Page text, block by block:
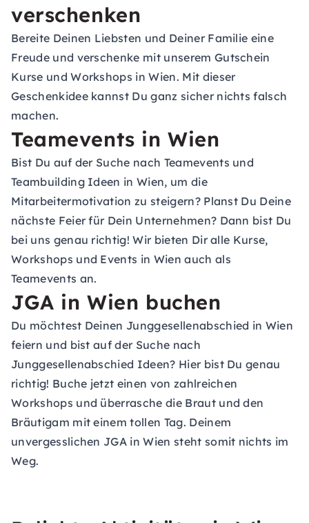
verschenken
Bereite Deinen Liebsten und Deiner Familie eine
Freude und verschenke mit unserem Gutschein
Kurse und Workshops in Wien. Mit dieser
Geschenkidee kannst Du ganz sicher nichts falsch
machen.
Teamevents in Wien
Bist Du auf der Suche nach Teamevents und
Teambuilding Ideen in Wien, um die
Mitarbeitermotivation zu steigern? Planst Du Deine
nächste Feier für Dein Unternehmen? Dann bist Du
bei uns genau richtig! Wir bieten Dir alle Kurse,
Workshops und Events in Wien auch als
Teamevents an.
JGA in Wien buchen
Du möchtest Deinen Junggesellenabschied in Wien
feiern und bist auf der Suche nach
Junggesellenabschied Ideen? Hier bist Du genau
richtig! Buche jetzt einen von zahlreichen
Workshops und überrasche die Braut und den
Bräutigam mit einem tollen Tag. Deinem
unvergesslichen JGA in Wien steht somit nichts im
Weg.